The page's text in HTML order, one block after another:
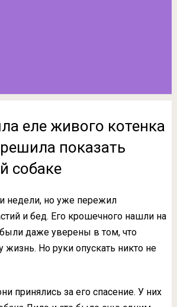
еле живого котенка
показать
собаке
недели, но уже пережил
и бед. Его крошечного нашли на
даже уверены в том, что
жизнь. Но руки опускать никто не
принялись за его спасение. У них